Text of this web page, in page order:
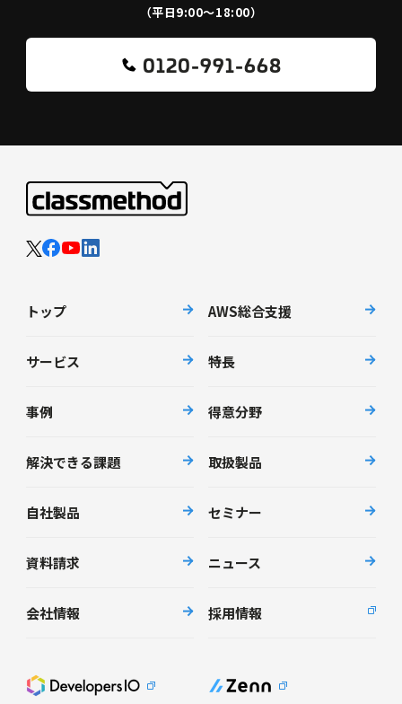
（平日9:00〜18:00）
0120-991-668
トップ AWS総合支援
サービス 特長
事例 得意分野
解決できる課題 取扱製品
自社製品 セミナー
資料請求 ニュース
会社情報 採用情報